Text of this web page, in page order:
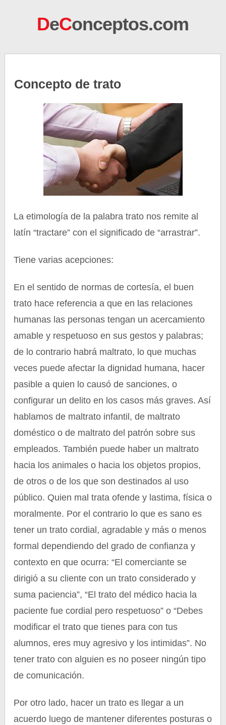
DeConceptos.com
Concepto de trato
La etimología de la palabra trato nos remite al
latín “tractare” con el significado de “arrastrar”.
Tiene varias acepciones:
En el sentido de normas de cortesía, el buen
trato hace referencia a que en las relaciones
humanas las personas tengan un acercamiento
amable y respetuoso en sus gestos y palabras;
de lo contrario habrá maltrato, lo que muchas
veces puede afectar la dignidad humana, hacer
pasible a quien lo causó de sanciones, o
configurar un delito en los casos más graves. Así
hablamos de maltrato infantil, de maltrato
doméstico o de maltrato del patrón sobre sus
empleados. También puede haber un maltrato
hacia los animales o hacia los objetos propios,
de otros o de los que son destinados al uso
público. Quien mal trata ofende y lastima, física o
moralmente. Por el contrario lo que es sano es
tener un trato cordial, agradable y más o menos
formal dependiendo del grado de confianza y
contexto en que ocurra: “El comerciante se
dirigió a su cliente con un trato considerado y
suma paciencia”, “El trato del médico hacia la
paciente fue cordial pero respetuoso” o “Debes
modificar el trato que tienes para con tus
alumnos, eres muy agresivo y los intimidas”. No
tener trato con alguien es no poseer ningún tipo
de comunicación.
Por otro lado, hacer un trato es llegar a un
acuerdo luego de mantener diferentes posturas o